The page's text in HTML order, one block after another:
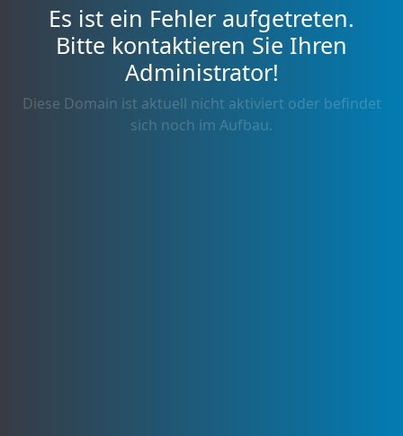
Es ist ein Fehler aufgetreten.
Bitte kontaktieren Sie Ihren
Administrator!
Diese Domain ist aktuell nicht aktiviert oder befindet
sich noch im Aufbau.